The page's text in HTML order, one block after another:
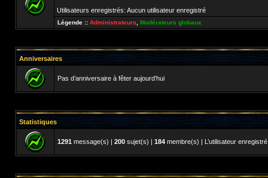
Utilisateurs enregistrés: Aucun utilisateur enregistré
Légende :: Administrateurs Modérateurs globaux
Anniversaires
Pas d’anniversaire à fêter aujourd’hui
Statistiques
1291 message(s) | 200 sujet(s) | 184 membre(s) | L’utilisateur